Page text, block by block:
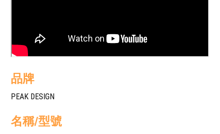
品牌
PEAK DESIGN
名稱/型號